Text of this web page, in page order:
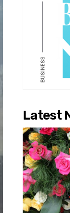
Latest